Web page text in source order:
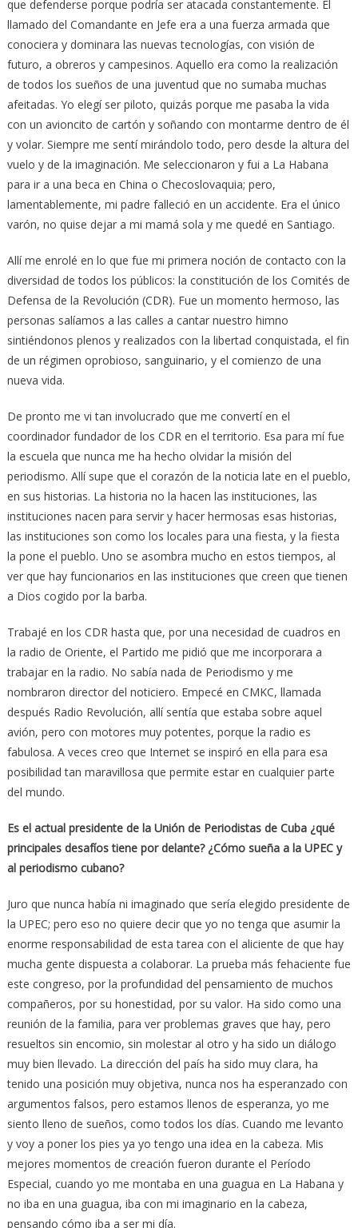
que defenderse porque podría ser atacada constantemente. El
llamado del Comandante en Jefe era a una fuerza armada que
conociera y dominara las nuevas tecnologías, con visión de
futuro, a obreros y campesinos. Aquello era como la realización
de todos los sueños de una juventud que no sumaba muchas
afeitadas. Yo elegí ser piloto, quizás porque me pasaba la vida
con un avioncito de cartón y soñando con montarme dentro de él
y volar. Siempre me sentí mirándolo todo, pero desde la altura del
vuelo y de la imaginación. Me seleccionaron y fui a La Habana
para ir a una beca en China o Checoslovaquia; pero,
lamentablemente, mi padre falleció en un accidente. Era el único
varón, no quise dejar a mi mamá sola y me quedé en Santiago.
Allí me enrolé en lo que fue mi primera noción de contacto con la
diversidad de todos los públicos: la constitución de los Comités de
Defensa de la Revolución (CDR). Fue un momento hermoso, las
personas salíamos a las calles a cantar nuestro himno
sintiéndonos plenos y realizados con la libertad conquistada, el fin
de un régimen oprobioso, sanguinario, y el comienzo de una
nueva vida.
De pronto me vi tan involucrado que me convertí en el
coordinador fundador de los CDR en el territorio. Esa para mí fue
la escuela que nunca me ha hecho olvidar la misión del
periodismo. Allí supe que el corazón de la noticia late en el pueblo,
en sus historias. La historia no la hacen las instituciones, las
instituciones nacen para servir y hacer hermosas esas historias,
las instituciones son como los locales para una fiesta, y la fiesta
la pone el pueblo. Uno se asombra mucho en estos tiempos, al
ver que hay funcionarios en las instituciones que creen que tienen
a Dios cogido por la barba.
Trabajé en los CDR hasta que, por una necesidad de cuadros en
la radio de Oriente, el Partido me pidió que me incorporara a
trabajar en la radio. No sabía nada de Periodismo y me
nombraron director del noticiero. Empecé en CMKC, llamada
después Radio Revolución, allí sentía que estaba sobre aquel
avión, pero con motores muy potentes, porque la radio es
fabulosa. A veces creo que Internet se inspiró en ella para esa
posibilidad tan maravillosa que permite estar en cualquier parte
del mundo.
Es el actual presidente de la Unión de Periodistas de Cuba ¿qué
principales desafíos tiene por delante? ¿Cómo sueña a la UPEC y
al periodismo cubano?
Juro que nunca había ni imaginado que sería elegido presidente de
la UPEC; pero eso no quiere decir que yo no tenga que asumir la
enorme responsabilidad de esta tarea con el aliciente de que hay
mucha gente dispuesta a colaborar. La prueba más fehaciente fue
este congreso, por la profundidad del pensamiento de muchos
compañeros, por su honestidad, por su valor. Ha sido como una
reunión de la familia, para ver problemas graves que hay, pero
resueltos sin encomio, sin molestar al otro y ha sido un diálogo
muy bien llevado. La dirección del país ha sido muy clara, ha
tenido una posición muy objetiva, nunca nos ha esperanzado con
argumentos falsos, pero estamos llenos de esperanza, yo me
siento lleno de sueños, como todos los días. Cuando me levanto
y voy a poner los pies ya yo tengo una idea en la cabeza. Mis
mejores momentos de creación fueron durante el Período
Especial, cuando yo me montaba en una guagua en La Habana y
no iba en una guagua, iba con mi imaginario en la cabeza,
pensando cómo iba a ser mi día.